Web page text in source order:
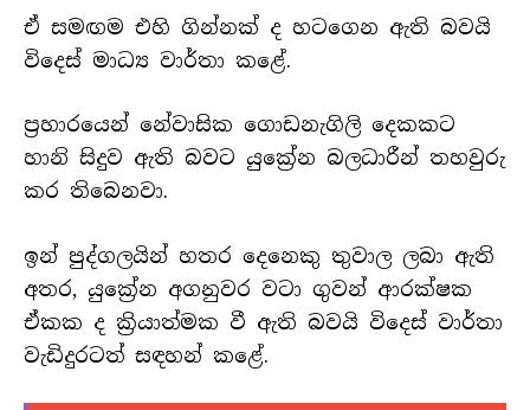
ඒ සමඟම එහි ගින්නක් ද හටගෙන ඇති බවයි
විදෙස් මාධ්‍ය වාර්තා කළේ.
ප්‍රහාරයෙන් නේවාසික ගොඩනැගිලි දෙකකට
හානි සිදුව ඇති බවට යුක්‍රේන බලධාරීන් තහවුරු
කර තිබෙනවා.
ඉන් පුද්ගලයින් හතර දෙනෙකු තුවාල ලබා ඇති
අතර, යුක්‍රේන අගනුවර වටා ගුවන් ආරක්ෂක
ඒකක ද ක්‍රියාත්මක වී ඇති බවයි විදෙස් වාර්තා
වැඩිදුරටත් සඳහන් කළේ.